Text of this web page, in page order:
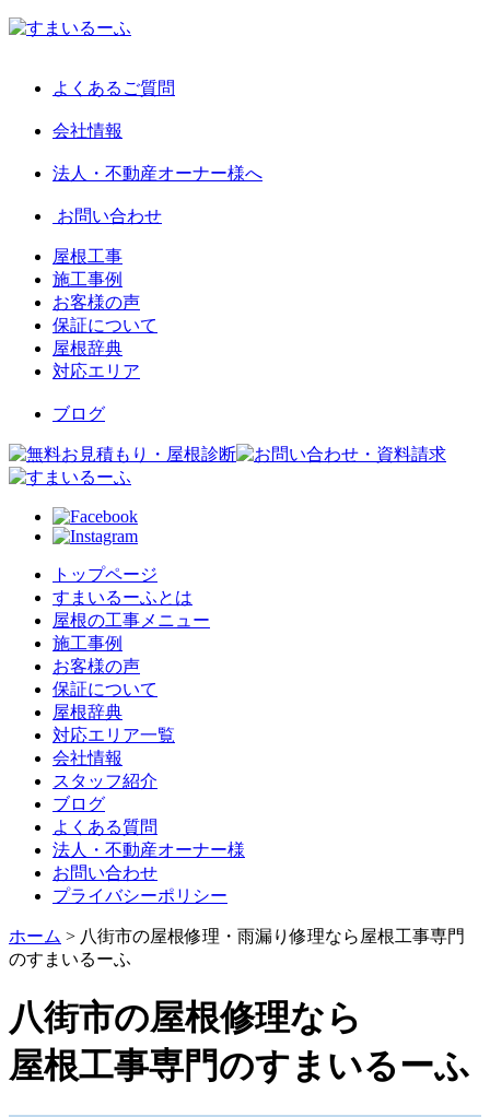
よくあるご質問
会社情報
法人・不動産オーナー様へ
お問い合わせ
屋根工事
施工事例
お客様の声
保証について
屋根辞典
対応エリア
ブログ
トップページ
すまいるーふとは
屋根の工事メニュー
施工事例
お客様の声
保証について
屋根辞典
対応エリア一覧
会社情報
スタッフ紹介
ブログ
よくある質問
法人・不動産オーナー様
お問い合わせ
プライバシーポリシー
ホーム > 八街市の屋根修理・雨漏り修理なら屋根工事専門
のすまいるーふ
八街市の屋根修理なら
屋根工事専門のすまいるーふ